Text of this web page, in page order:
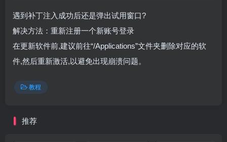
遇到补丁注入成功后还是弹出试用窗口?
解决方法：重新注册一个新账号登录
在更新软件前,建议前往“/Applications”文件夹删除对应的软
件,然后重新激活,以避免出现崩溃问题。
教程
推荐